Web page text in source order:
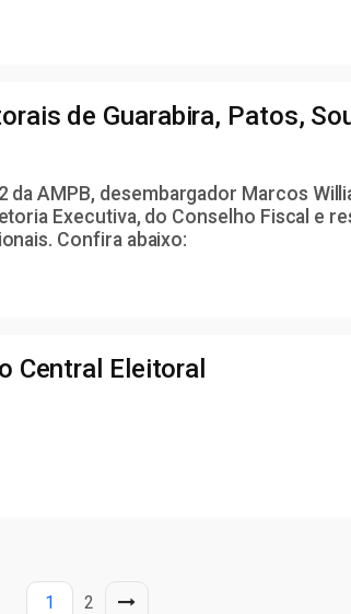
de Guarabira, Patos,
AMPB, desembargador Marcos
Executiva, do Conselho Fiscal e
Confira abaixo:
Central Eleitoral
1 2